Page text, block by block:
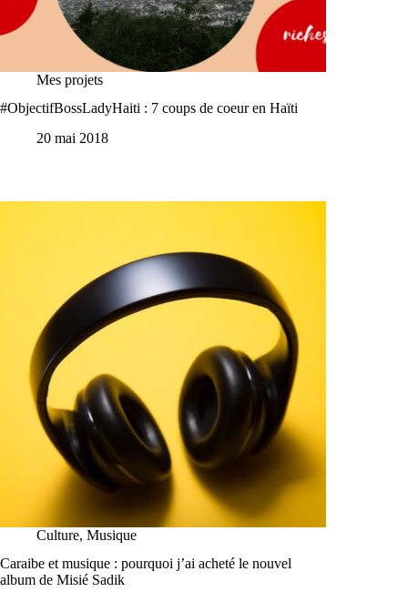
Mes projets
#ObjectifBossLadyHaiti : 7 coups de coeur en Haïti
20 mai 2018
Culture, Musique
Caraibe et musique : pourquoi j’ai acheté le nouvel
album de Misié Sadik